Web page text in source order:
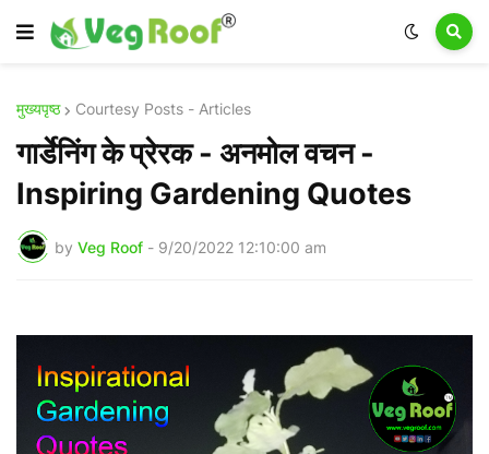
मुख्यपृष्ठ Courtesy Posts - Articles
गार्डेनिंग के प्रेरक - अनमोल वचन -
Inspiring Gardening Quotes
by Veg Roof - 9/20/2022 12:10:00 am